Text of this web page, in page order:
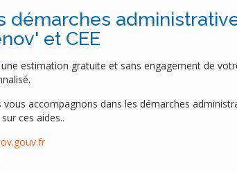
démarches
et CEE
estimation gratuite et sans engagement de
accompagnons dans les démarches
ces aides..